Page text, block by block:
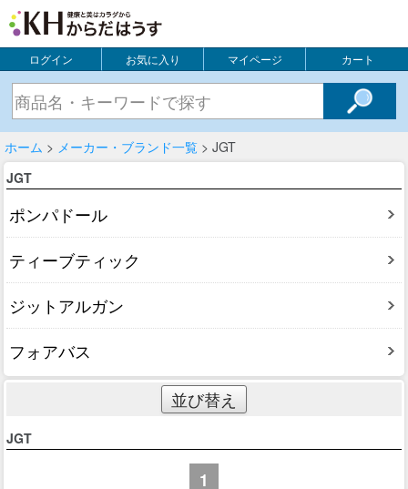
ログイン お気に入り マイページ カート
ホーム > メーカー・ブランド一覧 > JGT
JGT
ポンパドール
ティーブティック
ジットアルガン
フォアバス
並び替え
JGT
1